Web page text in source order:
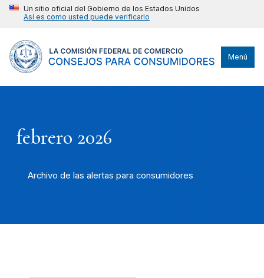
Un sitio oficial del Gobierno de los Estados Unidos
Así es como usted puede verificarlo
Menú
febrero 2026
Archivo de las alertas para consumidores